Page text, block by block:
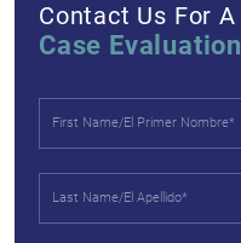
Contact Us For A
Case Evaluation